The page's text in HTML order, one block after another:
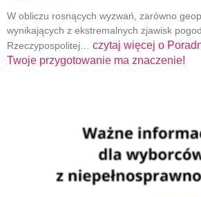
W obliczu rosnących wyzwań, zarówno
wynikających z ekstremalnych zjawisk
Rzeczypospolitej… czytaj więcej o
Twoje przygotowanie ma znaczenie!